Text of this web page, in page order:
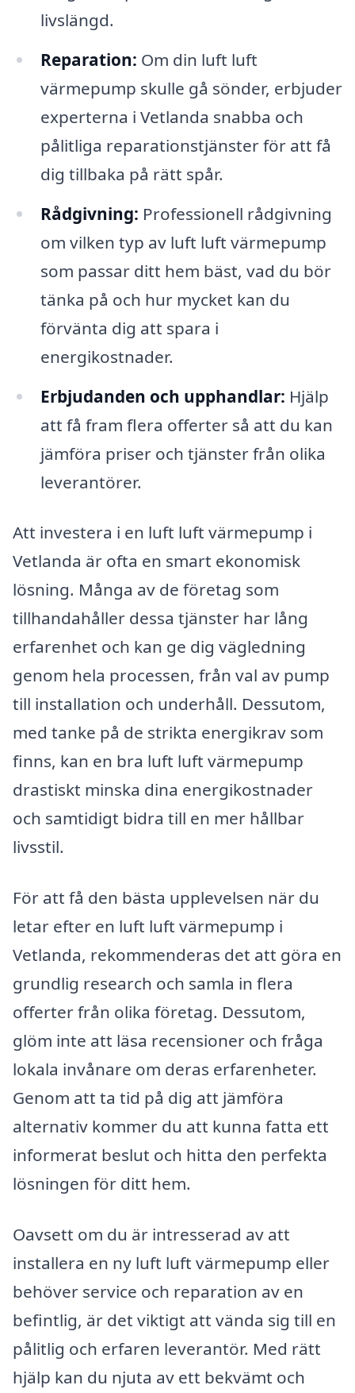
livslängd.
Reparation: Om din luft luft
värmepump skulle gå sönder, erbjuder
experterna i Vetlanda snabba och
pålitliga reparations­tjänster för att få
dig tillbaka på rätt spår.
Rådgivning: Professionell rådgivning
om vilken typ av luft luft värmepump
som passar ditt hem bäst, vad du bör
tänka på och hur mycket kan du
förvänta dig att spara i
energikostnader.
Erbjudanden och upphandlar: Hjälp
att få fram flera offerter så att du kan
jämföra priser och tjänster från olika
leverantörer.
Att investera i en luft luft värmepump i
Vetlanda är ofta en smart ekonomisk
lösning. Många av de företag som
tillhandahåller dessa tjänster har lång
erfarenhet och kan ge dig vägledning
genom hela processen, från val av pump
till installation och underhåll. Dessutom,
med tanke på de strikta energikrav som
finns, kan en bra luft luft värmepump
drastiskt minska dina energikostnader
och samtidigt bidra till en mer hållbar
livsstil.
För att få den bästa upplevelsen när du
letar efter en luft luft värmepump i
Vetlanda, rekommenderas det att göra en
grundlig research och samla in flera
offerter från olika företag. Dessutom,
glöm inte att läsa recensioner och fråga
lokala invånare om deras erfarenheter.
Genom att ta tid på dig att jämföra
alternativ kommer du att kunna fatta ett
informerat beslut och hitta den perfekta
lösningen för ditt hem.
Oavsett om du är intresserad av att
installera en ny luft luft värmepump eller
behöver service och reparation av en
befintlig, är det viktigt att vända sig till en
pålitlig och erfaren leverantör. Med rätt
hjälp kan du njuta av ett bekvämt och